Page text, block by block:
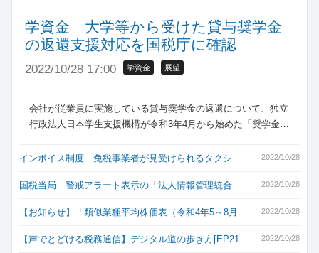
学資金 大学等から受けた貸与奨学金
の返還支援対応を国税庁に確認
2022/10/28 17:00 学資金 展望
会社が従業員に実施している貸与奨学金の返還について、独立
行政法人日本学生支援機構が令和3年4月から始めた「奨学金…
2022/10/28
インボイス制度 免税事業者が見受けられるタクシ…
2022/10/28
国税当局 警戒アラート表示の「法人情報管理統合…
2022/10/28
【お知らせ】「類似業種平均株価表（令和4年5～8月…
2022/10/28
【声でとどける税務通信】デジタル道の歩き方[EP21…